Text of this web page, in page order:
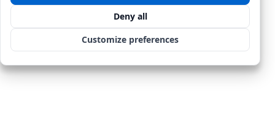
Deny all
Customize preferences